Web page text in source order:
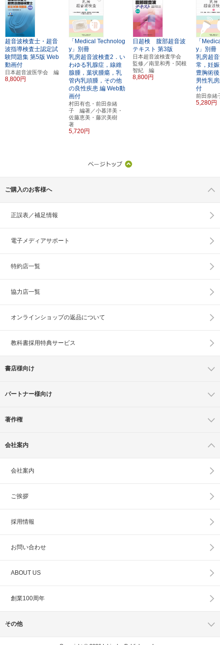
超音波検査士・超音
波指導検査士認定試
験問題集 第5版 Web
動画付
日本超音波医学会 編
8,800円
「Medical Technolog
y」別冊
乳房超音波検査2．い
わゆる乳腺症，線維
腺腫，葉状腫瘍，乳
管内乳頭腫，その他
の良性疾患 編 Web動
画付
村田有也・前田奈緒
子 編著／小暮洋美・
佐藤恵美・藤沢美樹
著
5,720円
日超検 腹部超音波
テキスト 第3版
日本超音波検査学会
監修／南里和秀・関根
智紀 編
8,800円
「
y」別冊
乳房超
常，妊
豊胸術
男性乳
付
前田奈
5,280円
ご購入のお客様へ
正誤表／補足情報
電子メディアサポート
特約店一覧
協力店一覧
オンラインショップの返品について
教科書採用特典サービス
書店様向け
パートナー様向け
著作権
会社案内
会社案内
ご挨拶
採用情報
お問い合わせ
ABOUT US
創業100周年
その他